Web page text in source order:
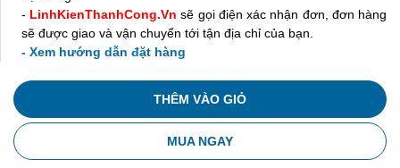
- LinhKienThanhCong.Vn sẽ gọi điện xác nhận đơn, đơn hàng
sẽ được giao và vận chuyển tới tận địa chỉ của bạn.
- Xem hướng dẫn đặt hàng
THÊM VÀO GIỎ
MUA NGAY